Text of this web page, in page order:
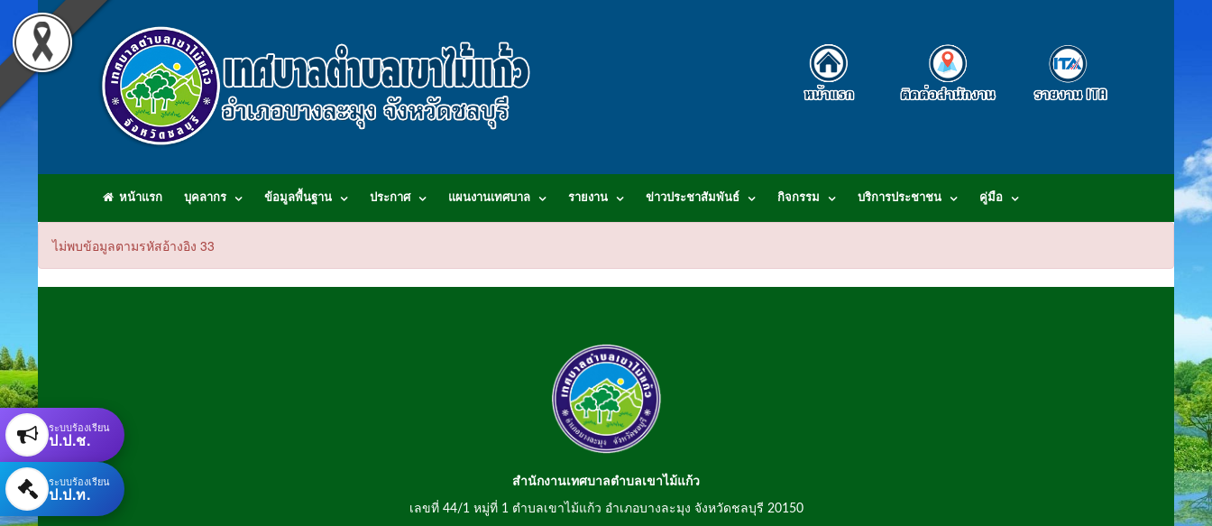
หน้าแรก บุคลากร ข้อมูลพื้นฐาน ประกาศ แผนงานเทศบาล รายงาน ข่าวประชาสัมพันธ์ กิจกรรม บริการประชาชน คู่มือ
ไม่พบข้อมูลตามรหัสอ้างอิง 33
ระบบร้องเรียน
ป.ป.ช.
ระบบร้องเรียน
ป.ป.ท.
สำนักงานเทศบาลตำบลเขาไม้แก้ว
เลขที่ 44/1 หมู่ที่ 1 ตำบลเขาไม้แก้ว อำเภอบางละมุง จังหวัดชลบุรี 20150